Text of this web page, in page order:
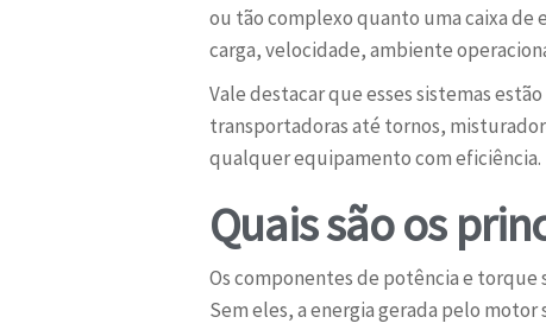
ou tão complexo quanto uma caixa de
carga, velocidade, ambiente
Vale destacar que esses sistemas
transportadoras até tornos,
qualquer equipamento com eficiência.
Quais são os
Os componentes de potência e torque
Sem eles, a energia gerada pelo